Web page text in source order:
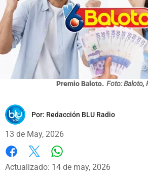
Premio Baloto. Foto: Baloto,
Por: Redacción BLU Radio
13 de May, 2026
Facebook
X
Actualizado: 14 de may, 2026